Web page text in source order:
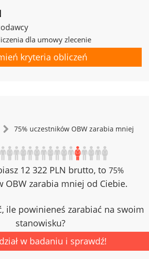
dla umowy zlecenie
kryteria obliczeń
75% uczestników OBW zarabia mniej
12 322 PLN brutto, to 75%
OBW zarabia mniej od Ciebie.
ile powinieneś zarabiać na swoim
stanowisku?
w badaniu i sprawdź!